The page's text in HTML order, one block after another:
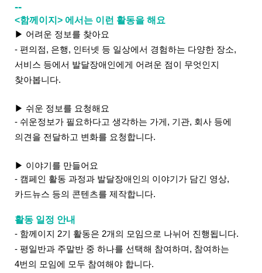
--
<함께이지> 에서는 이런 활동을 해요
▶ 어려운 정보를 찾아요
- 편의점, 은행, 인터넷 등 일상에서 경험하는 다양한 장소,
서비스 등에서 발달장애인에게 어려운 점이 무엇인지
찾아봅니다.
▶ 쉬운 정보를 요청해요
- 쉬운정보가 필요하다고 생각하는 가게, 기관, 회사 등에
의견을 전달하고 변화를 요청합니다.
▶ 이야기를 만들어요
- 캠페인 활동 과정과 발달장애인의 이야기가 담긴 영상,
카드뉴스 등의 콘텐츠를 제작합니다.
활동 일정 안내
- 함께이지 2기 활동은 2개의 모임으로 나뉘어 진행됩니다.
- 평일반과 주말반 중 하나를 선택해 참여하며, 참여하는
4번의 모임에 모두 참여해야 합니다.